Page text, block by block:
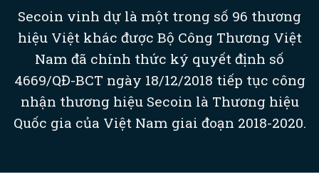
Secoin vinh dự là một trong số 96 thương
hiệu Việt khác được Bộ Công Thương Việt
Nam đã chính thức ký quyết định số
4669/QĐ-BCT ngày 18/12/2018 tiếp tục công
nhận thương hiệu Secoin là Thương hiệu
Quốc gia của Việt Nam giai đoạn 2018-2020.